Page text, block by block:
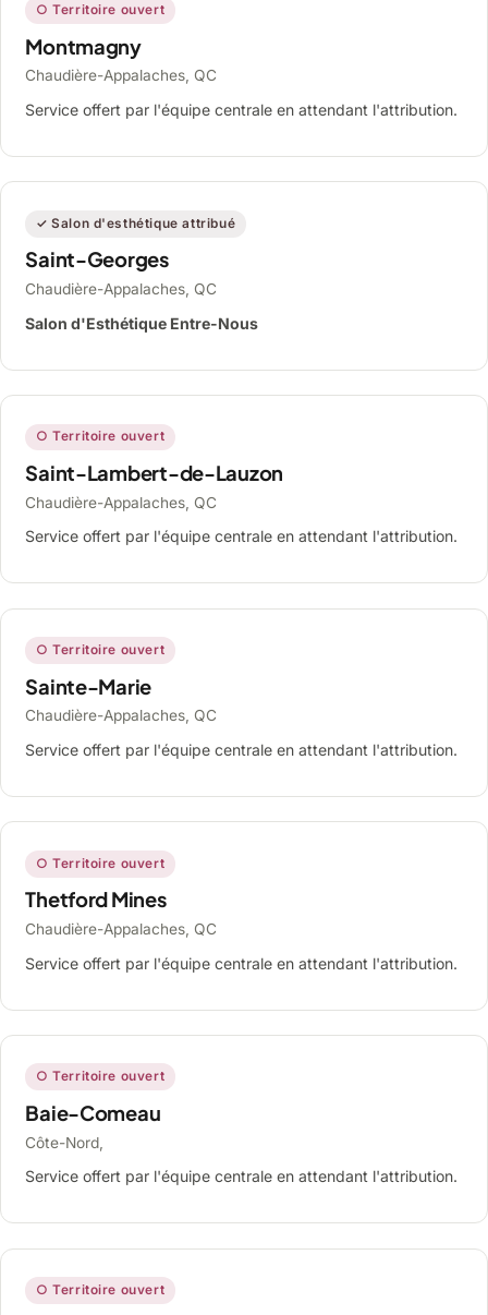
○ Territoire ouvert
Montmagny
Chaudière-Appalaches, QC
Service offert par l'équipe centrale en attendant l'attribution.
✓ Salon d'esthétique attribué
Saint-Georges
Chaudière-Appalaches, QC
Salon d'Esthétique Entre-Nous
○ Territoire ouvert
Saint-Lambert-de-Lauzon
Chaudière-Appalaches, QC
Service offert par l'équipe centrale en attendant l'attribution.
○ Territoire ouvert
Sainte-Marie
Chaudière-Appalaches, QC
Service offert par l'équipe centrale en attendant l'attribution.
○ Territoire ouvert
Thetford Mines
Chaudière-Appalaches, QC
Service offert par l'équipe centrale en attendant l'attribution.
○ Territoire ouvert
Baie-Comeau
Côte-Nord,
Service offert par l'équipe centrale en attendant l'attribution.
○ Territoire ouvert